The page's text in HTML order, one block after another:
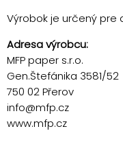
Výrobok je určený pre
Adresa výrobcu:
MFP paper s.r.o.
Gen.Štefánika 3581/52
750 02 Přerov
info@mfp.cz
www.mfp.cz